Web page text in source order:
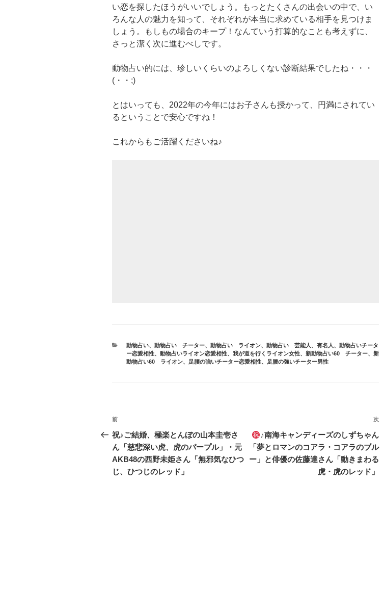
い恋を探したほうがいいでしょう。もっとたくさんの出会いの中で、い
ろんな人の魅力を知って、それぞれが本当に求めている相手を見つけま
しょう。もしもの場合のキープ！なんていう打算的なことも考えずに、
さっと潔く次に進むべしです。
動物占い的には、珍しいくらいのよろしくない診断結果でしたね・・・
(・・;)
とはいっても、2022年の今年にはお子さんも授かって、円満にされてい
るということで安心ですね！
これからもご活躍くださいね♪
カ
テ
ゴ
動物占い、 動物占い チーター、 動物占い ライオン、 動物占い 芸能人、有名人 、 動物占いチータ
ー恋愛相性、 動物占いライオン恋愛相性、 我が道を行くライオン女性、 新動物占い60 チーター、 新
動物占い60 ライオン、 足腰の強いチーター恋愛相性、 足腰の強いチーター男性
投
稿
ナ
ビ
前
の
投
稿
前
祝♪ご結婚、極楽とんぼの山本圭壱さ
ん「慈悲深い虎、虎のパープル」・元
AKB48の西野未姫さん「無邪気なひつ
じ、ひつじのレッド」
次
投
次
♪南海キャンディーズのしずちゃん
「夢とロマンのコアラ・コアラのブル
ー」と俳優の佐藤達さん「動きまわる
虎・虎のレッド」